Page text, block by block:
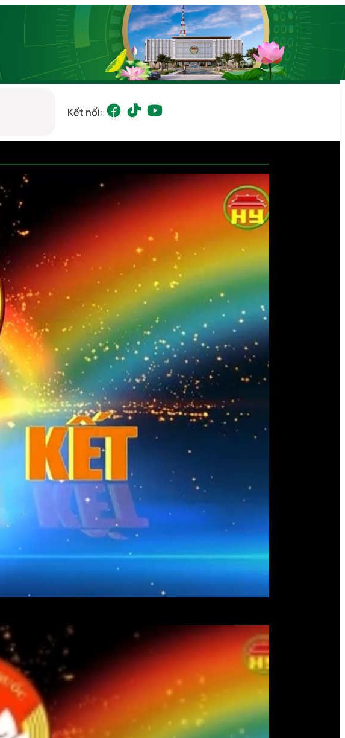
Kết nối: